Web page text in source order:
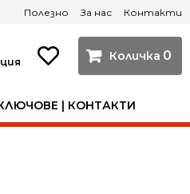
| КОНТАКТИ
0
Полезно За нас Контакти